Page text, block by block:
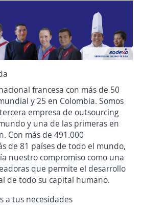
francesa con más de 50
y 25 en Colombia. Somos
empresa de outsourcing
y una de las primeras en
Con más de 491.000
de 81 países de todo el mundo,
nuestro compromiso como una
que permite el desarrollo
de todo su capital humano.
a tus necesidades